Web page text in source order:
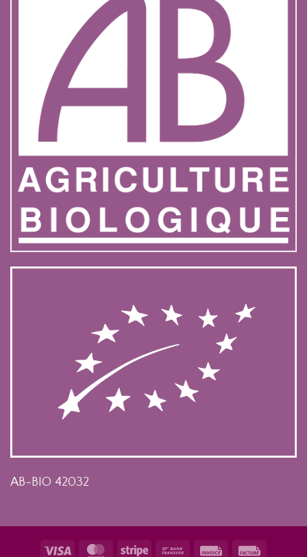
AB-BIO 42032
Visa MasterCardStripe Bank Invoice